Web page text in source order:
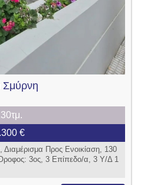
€
Προς Ενοικίαση, 130
3ος, 3 Επίπεδο/α, 3 Υ/Δ 1